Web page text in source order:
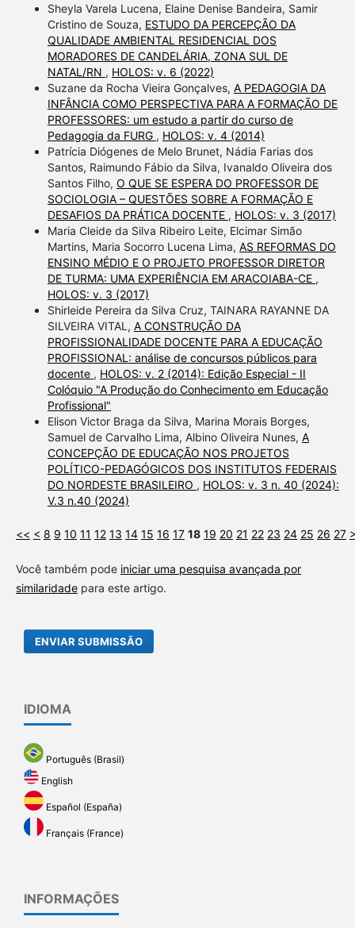
Sheyla Varela Lucena, Elaine Denise Bandeira, Samir
Cristino de Souza, ESTUDO DA PERCEPÇÃO DA
QUALIDADE AMBIENTAL RESIDENCIAL DOS
MORADORES DE CANDELÁRIA, ZONA SUL DE
NATAL/RN , HOLOS: v. 6 (2022)
Suzane da Rocha Vieira Gonçalves, A PEDAGOGIA DA
INFÂNCIA COMO PERSPECTIVA PARA A FORMAÇÃO DE
PROFESSORES: um estudo a partir do curso de
Pedagogia da FURG , HOLOS: v. 4 (2014)
Patrícia Diógenes de Melo Brunet, Nádia Farias dos
Santos, Raimundo Fábio da Silva, Ivanaldo Oliveira dos
Santos Filho, O QUE SE ESPERA DO PROFESSOR DE
SOCIOLOGIA – QUESTÕES SOBRE A FORMAÇÃO E
DESAFIOS DA PRÁTICA DOCENTE , HOLOS: v. 3 (2017)
Maria Cleide da Silva Ribeiro Leite, Elcimar Simão
Martins, Maria Socorro Lucena Lima, AS REFORMAS DO
ENSINO MÉDIO E O PROJETO PROFESSOR DIRETOR
DE TURMA: UMA EXPERIÊNCIA EM ARACOIABA-CE ,
HOLOS: v. 3 (2017)
Shirleide Pereira da Silva Cruz, TAINARA RAYANNE DA
SILVEIRA VITAL, A CONSTRUÇÃO DA
PROFISSIONALIDADE DOCENTE PARA A EDUCAÇÃO
PROFISSIONAL: análise de concursos públicos para
docente , HOLOS: v. 2 (2014): Edição Especial - II
Colóquio "A Produção do Conhecimento em Educação
Profissional"
Elison Victor Braga da Silva, Marina Morais Borges,
Samuel de Carvalho Lima, Albino Oliveira Nunes, A
CONCEPÇÃO DE EDUCAÇÃO NOS PROJETOS
POLÍTICO-PEDAGÓGICOS DOS INSTITUTOS FEDERAIS
DO NORDESTE BRASILEIRO , HOLOS: v. 3 n. 40 (2024):
V.3 n.40 (2024)
<< < 8 9 10 11 12 13 14 15 16 17 18 19 20 21 22 23 24 25 26 27
Você também pode iniciar uma pesquisa avançada por
similaridadepara este artigo.
ENVIAR SUBMISSÃO
IDIOMA
Português (Brasil)
English
Español (España)
Français (France)
INFORMAÇÕES